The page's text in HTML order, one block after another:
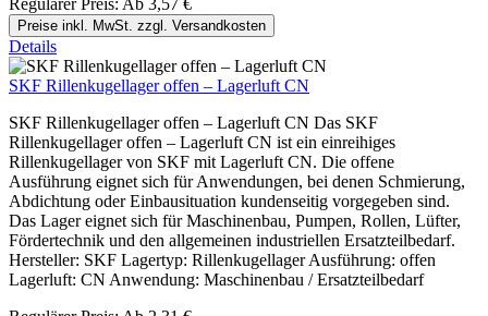
Regulärer Preis: Ab 3,57 €
Preise inkl. MwSt. zzgl. Versandkosten
Details
SKF Rillenkugellager offen – Lagerluft CN
SKF Rillenkugellager offen – Lagerluft CN Das SKF
Rillenkugellager offen – Lagerluft CN ist ein einreihiges
Rillenkugellager von SKF mit Lagerluft CN. Die offene
Ausführung eignet sich für Anwendungen, bei denen Schmierung,
Abdichtung oder Einbausituation kundenseitig vorgegeben sind.
Das Lager eignet sich für Maschinenbau, Pumpen, Rollen, Lüfter,
Fördertechnik und den allgemeinen industriellen Ersatzteilbedarf.
Hersteller: SKF Lagertyp: Rillenkugellager Ausführung: offen
Lagerluft: CN Anwendung: Maschinenbau / Ersatzteilbedarf